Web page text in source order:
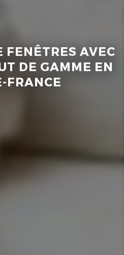
FENÊTRES AVEC
DE GAMME EN
FRANCE